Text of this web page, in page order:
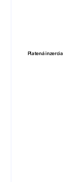
Platená inzercia